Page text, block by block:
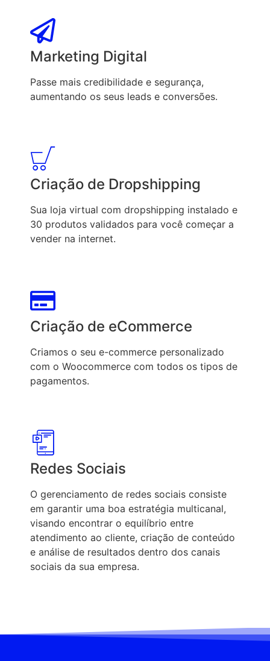
Marketing Digital
Passe mais credibilidade e segurança,
aumentando os seus leads e conversões.
Criação de Dropshipping
Sua loja virtual com dropshipping instalado e
30 produtos validados para você começar a
vender na internet.
Criação de eCommerce
Criamos o seu e-commerce personalizado
com o Woocommerce com todos os tipos de
pagamentos.
Redes Sociais
O gerenciamento de redes sociais consiste
em garantir uma boa estratégia multicanal,
visando encontrar o equilíbrio entre
atendimento ao cliente, criação de conteúdo
e análise de resultados dentro dos canais
sociais da sua empresa.